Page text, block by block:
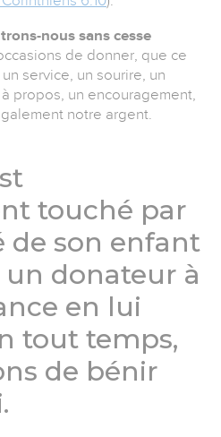
nous sans cesse
de donner, que ce
service, un sourire, un
propos, un encouragement,
notre argent.
touché par
de son enfant
un donateur à
en lui
tout temps,
de bénir